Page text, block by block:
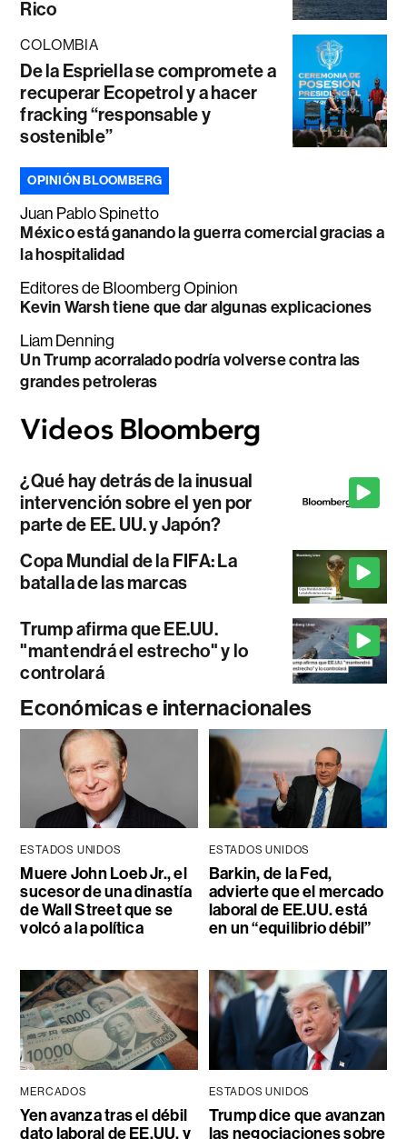
Rico
COLOMBIA
De la Espriella se compromete a
recuperar Ecopetrol y a hacer
fracking “responsable y
sostenible”
OPINIÓN BLOOMBERG
Juan Pablo Spinetto
México está ganando la guerra comercial gracias a
la hospitalidad
Editores de Bloomberg Opinion
Kevin Warsh tiene que dar algunas explicaciones
Liam Denning
Un Trump acorralado podría volverse contra las
grandes petroleras
¿Qué hay detrás de la inusual
intervención sobre el yen por
parte de EE. UU. y Japón?
Copa Mundial de la FIFA: La
batalla de las marcas
Trump afirma que EE.UU.
"mantendrá el estrecho" y lo
controlará
Económicas e internacionales
ESTADOS UNIDOS
Muere John Loeb Jr., el
sucesor de una dinastía
de Wall Street que se
volcó a la política
ESTADOS UNIDOS
Barkin, de la Fed,
advierte que el mercado
laboral de EE.UU. está
en un “equilibrio débil”
MERCADOS
Yen avanza tras el débil
dato laboral de EE.UU. y
ESTADOS UNIDOS
Trump dice que avanzan
las negociaciones sobre